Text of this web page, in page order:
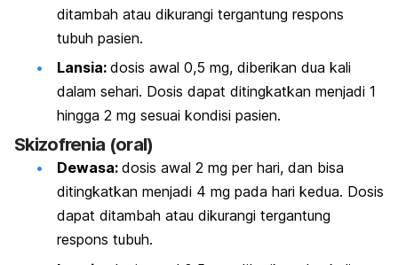
ditambah atau dikurangi tergantung respons
tubuh pasien.
Lansia: dosis awal 0,5 mg, diberikan dua kali
dalam sehari. Dosis dapat ditingkatkan menjadi 1
hingga 2 mg sesuai kondisi pasien.
Skizofrenia (oral)
Dewasa: dosis awal 2 mg per hari, dan bisa
ditingkatkan menjadi 4 mg pada hari kedua. Dosis
dapat ditambah atau dikurangi tergantung
respons tubuh.